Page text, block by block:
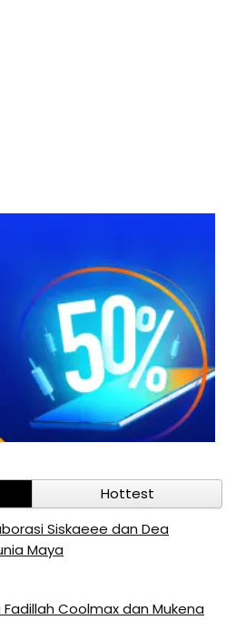
Hottest
Siskaeee dan Dea
Maya
Fadillah Coolmax dan Mukena